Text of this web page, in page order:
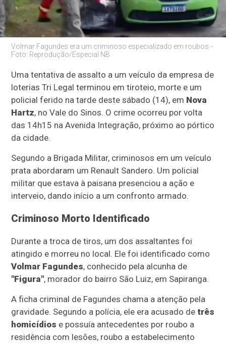
Volmar Fagundes era um criminoso especializado em roubos -
Foto: Reprodução/Especial NB
Uma tentativa de assalto a um veículo da empresa de
loterias Tri Legal terminou em tiroteio, morte e um
policial ferido na tarde deste sábado (14), em Nova
Hartz, no Vale do Sinos. O crime ocorreu por volta
das 14h15 na Avenida Integração, próximo ao pórtico
da cidade.
Segundo a Brigada Militar, criminosos em um veículo
prata abordaram um Renault Sandero. Um policial
militar que estava à paisana presenciou a ação e
interveio, dando início a um confronto armado.
Criminoso Morto Identificado
Durante a troca de tiros, um dos assaltantes foi
atingido e morreu no local. Ele foi identificado como
Volmar Fagundes, conhecido pela alcunha de
"Figura", morador do bairro São Luiz, em Sapiranga.
A ficha criminal de Fagundes chama a atenção pela
gravidade. Segundo a polícia, ele era acusado detrês
homicídios e possuía antecedentes por roubo a
residência com lesões, roubo a estabelecimento